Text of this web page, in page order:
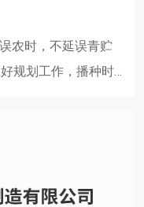
农时，不延误青贮
规划工作，播种时